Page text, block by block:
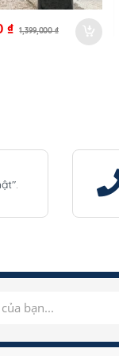
₫ 1,399,000₫